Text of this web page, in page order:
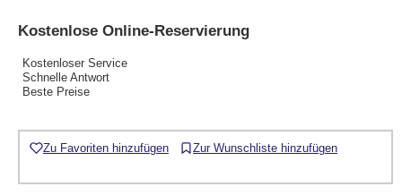
Kostenlose Online-Reservierung
Kostenloser Service
Schnelle Antwort
Beste Preise
Zu Favoriten hinzufügen Zur Wunschliste hinzufügen